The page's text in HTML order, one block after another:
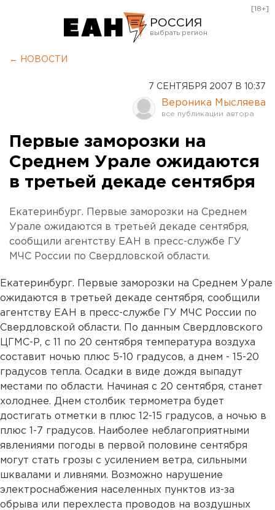
РОССИЯ
Оренбург
[18+]
← НОВОСТИ
7 СЕНТЯБРЯ 2007 В 10:37
Вероника Мысляева
Первые заморозки на
Среднем Урале ожидаются
в третьей декаде сентября
Екатеринбург. Первые заморозки на Среднем
Урале ожидаются в третьей декаде сентября,
сообщили агентству ЕАН в пресс-службе ГУ
МЧС России по Свердловской области.
Екатеринбург. Первые заморозки на Среднем Урале
ожидаются в третьей декаде сентября, сообщили
агентству ЕАН в пресс-службе ГУ МЧС России по
Свердловской области. По данным Свердловского
ЦГМС-Р, с 11 по 20 сентября температура воздуха
составит ночью плюс 5-10 градусов, а днем - 15-20
градусов тепла. Осадки в виде дождя выпадут
местами по области. Начиная с 20 сентября, станет
холоднее. Днем столбик термометра будет
достигать отметки в плюс 12-15 градусов, а ночью в
плюс 1-7 градусов. Наиболее неблагоприятными
явлениями погоды в первой половине сентября
могут стать грозы с усилением ветра, сильными
шквалами и ливнями. Возможно нарушение
электроснабжения населенных пунктов из-за
обрыва или перехлеста проводов на воздушных